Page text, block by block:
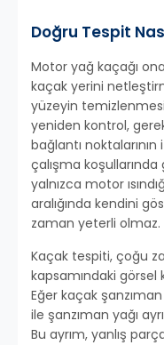
Doğru Tespit
Motor yağ kaçağı
kaçak yerini
yüzeyin
yeniden kontrol,
bağlantı
çalışma
yalnızca motor
aralığında kendini
zaman yeterli olmaz.
Kaçak tespiti, çoğu
kapsamındaki görsel
Eğer kaçak
ile şanzıman yağı
Bu ayrım, yanlış